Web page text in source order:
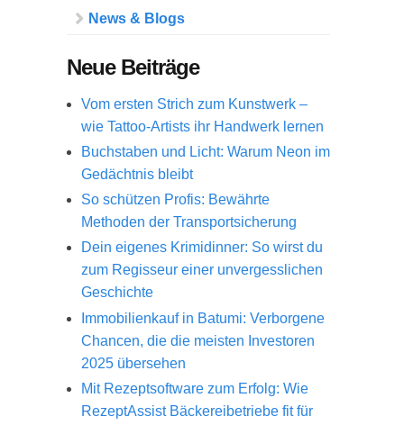
News & Blogs
Neue Beiträge
Vom ersten Strich zum Kunstwerk –
wie Tattoo-Artists ihr Handwerk lernen
Buchstaben und Licht: Warum Neon im
Gedächtnis bleibt
So schützen Profis: Bewährte
Methoden der Transportsicherung
Dein eigenes Krimidinner: So wirst du
zum Regisseur einer unvergesslichen
Geschichte
Immobilienkauf in Batumi: Verborgene
Chancen, die die meisten Investoren
2025 übersehen
Mit Rezeptsoftware zum Erfolg: Wie
RezeptAssist Bäckereibetriebe fit für